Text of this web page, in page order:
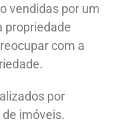
vendidas por um
propriedade
com a
por
imóveis.